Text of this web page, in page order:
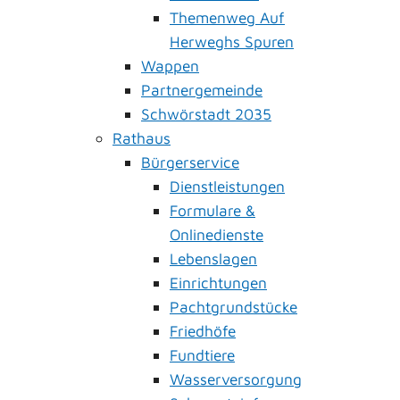
Themenweg Auf
Herweghs Spuren
Wappen
Partnergemeinde
Schwörstadt 2035
Rathaus
Bürgerservice
Dienstleistungen
Formulare &
Onlinedienste
Lebenslagen
Einrichtungen
Pachtgrundstücke
Friedhöfe
Fundtiere
Wasserversorgung